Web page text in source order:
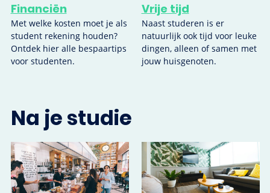
Financiën
Met welke kosten moet je als
student rekening houden?
Ontdek hier alle bespaartips
voor studenten.
Vrije tijd
Naast studeren is er
natuurlijk ook tijd voor leuke
dingen, alleen of samen met
jouw huisgenoten.
Na je studie